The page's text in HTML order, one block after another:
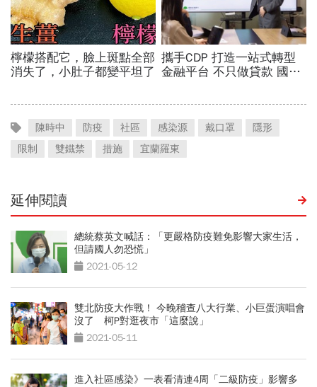
陳時中 防疫 社區 感染源 戴口罩
隱形
限制
雙鐵禁 措施 宜蘭羅東
延伸閱讀
總統蔡英文喊話：「更嚴格防疫難免影響大家生活，
但請國人勿恐慌」
2021-05-12
雙北防疫大作戰！ 今晚稽查八大行業、小巨蛋演唱會
沒了 柯P對逛夜市「這麼說」
2021-05-11
進入社區感染》一表看清連4周「二級防疫」影響多